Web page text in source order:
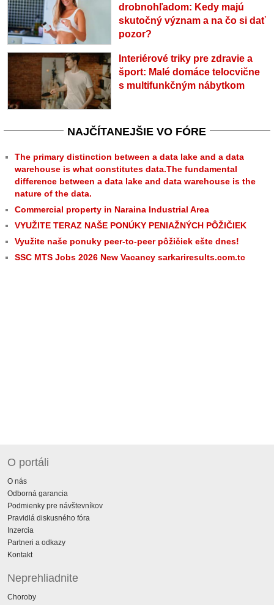
drobnohľadom: Kedy majú
skutočný význam a na čo si dať
pozor?
Interiérové triky pre zdravie a
šport: Malé domáce telocvične
s multifunkčným nábytkom
NAJČÍTANEJŠIE VO FÓRE
The primary distinction between a data lake and a data
warehouse is what constitutes data.The fundamental
difference between a data lake and data warehouse is the
nature of the data.
Commercial property in Naraina Industrial Area
VYUŽITE TERAZ NAŠE PONÚKY PENIAŽNÝCH PÔŽIČIEK
Využite naše ponuky peer-to-peer pôžičiek ešte dnes!
SSC MTS Jobs 2026 New Vacancy sarkariresults.com.tc
O portáli
O nás
Odborná garancia
Podmienky pre návštevníkov
Pravidlá diskusného fóra
Inzercia
Partneri a odkazy
Kontakt
Neprehliadnite
Choroby